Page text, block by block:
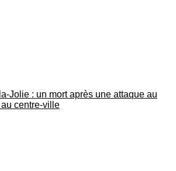
Jolie : un mort après une attaque au
centre-ville